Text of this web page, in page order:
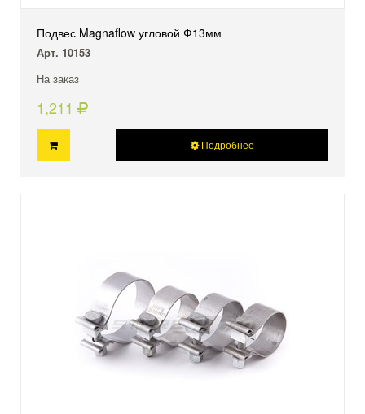
Подвес Magnaflow угловой Ф13мм
Арт. 10153
На заказ
1,211
Подробнее